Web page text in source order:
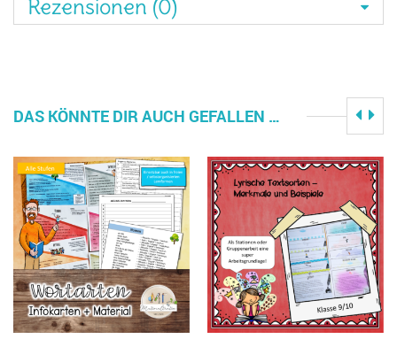
Rezensionen (0)
DAS KÖNNTE DIR AUCH GEFALLEN …